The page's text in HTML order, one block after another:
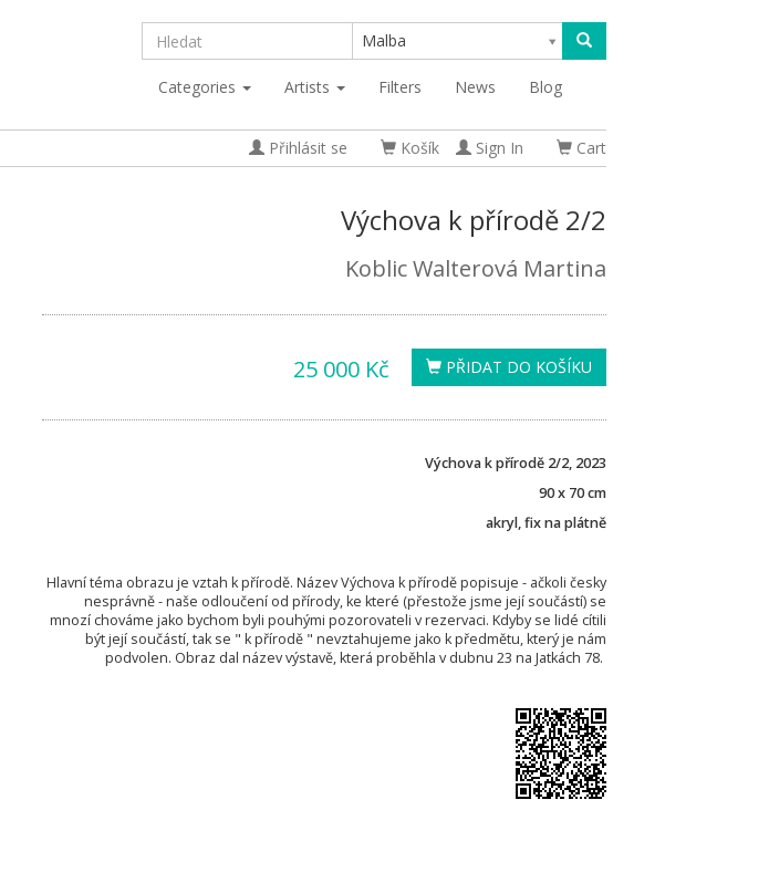
Malba
Categories Artists Filters News Blog
Sign In Cart
Přihlásit se Košík
Výchova k přírodě 2/2
Koblic Walterová Martina
PŘIDAT DO KOŠÍKU
25 000 Kč
Výchova k přírodě 2/2, 2023
90 x 70 cm
akryl, fix na plátně
Hlavní téma obrazu je vztah k přírodě. Název Výchova k přírodě popisuje - ačkoli česky
nesprávně - naše odloučení od přírody, ke které (přestože jsme její součástí) se
mnozí chováme jako bychom byli pouhými pozorovateli v rezervaci. Kdyby se lidé cítili
být její součástí, tak se " k přírodě " nevztahujeme jako k předmětu, který je nám
podvolen. Obraz dal název výstavě, která proběhla v dubnu 23 na Jatkách 78.